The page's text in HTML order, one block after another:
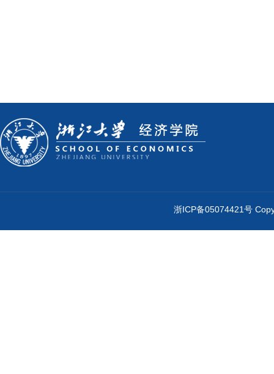
浙ICP备05074421号